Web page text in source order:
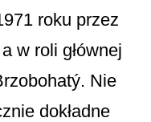
roku przez
w roli głównej
Nie
dokładne